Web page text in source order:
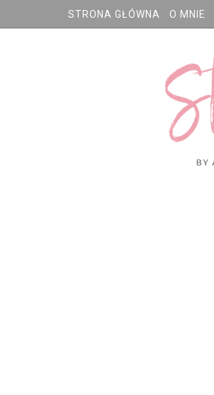
STRONA GŁÓWNA O MNIE